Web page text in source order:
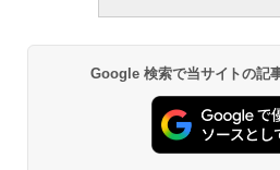
Google 検索で当サイトの記